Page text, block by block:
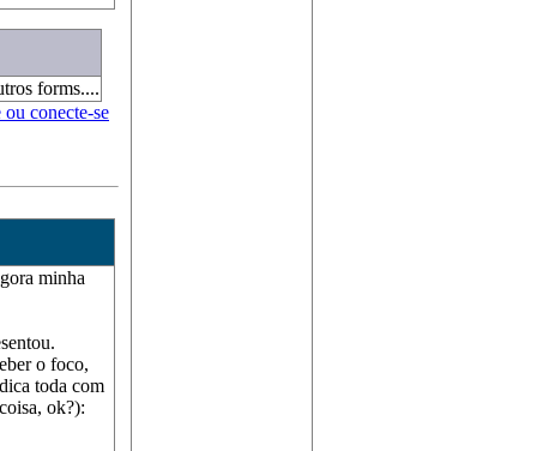
forms....
ou conecte-se
minha
o foco,
toda com
ok?):